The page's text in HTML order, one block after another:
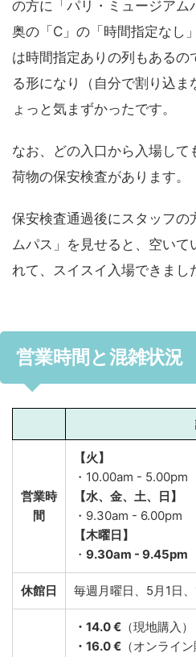
の方に「パリ・ミュージアム
奥の「C」の「時間指定なし
は時間指定ありの列もあるの
る形になり（自分で割り込ま
ょっと気まずかったです。
なお、どの入口から入場して
荷物の保安検査があります。
保安検査通過後にスタッフの
ムパス」を見せると、空いて
れて、スイスイ入場できまし
営業時間と混雑状況
営業時
間
【火】
・10.00am - 5.00pm
【水、金、土、日】
・9.30am - 6.00pm
【木曜日】
・ 9.30am - 9.45pm
休館日 毎週月曜日、5月1日
・14.0 € （現地購入）
・16.0 € （オンライン